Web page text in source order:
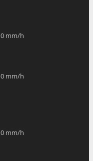
0 mm/h
0 mm/h